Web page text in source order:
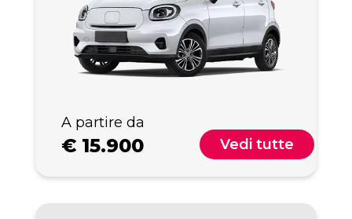
A partire da
€ 15.900 Vedi tutte